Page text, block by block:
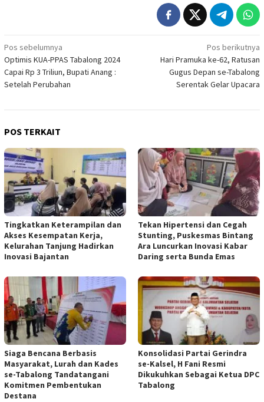
Navigasi
pos
Pos sebelumnya
Optimis KUA-PPAS Tabalong 2024
Capai Rp 3 Triliun, Bupati Anang :
Setelah Perubahan
Pos berikutnya
Hari Pramuka ke-62, Ratusan
Gugus Depan se-Tabalong
Serentak Gelar Upacara
POS TERKAIT
Tingkatkan Keterampilan dan
Akses Kesempatan Kerja,
Kelurahan Tanjung Hadirkan
Inovasi Bajantan
Tekan Hipertensi dan Cegah
Stunting, Puskesmas Bintang
Ara Luncurkan Inovasi Kabar
Daring serta Bunda Emas
Siaga Bencana Berbasis
Masyarakat, Lurah dan Kades
se-Tabalong Tandatangani
Komitmen Pembentukan
Destana
Konsolidasi Partai Gerindra
se-Kalsel, H Fani Resmi
Dikukuhkan Sebagai Ketua DPC
Tabalong